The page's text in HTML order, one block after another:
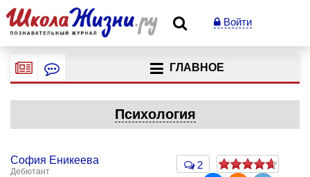
Войти
ГЛАВНОЕ
Психология
София Еникеева
Дебютант
2